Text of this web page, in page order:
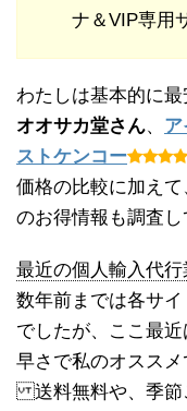
ナ＆VIP専用
わたしは基本的に最
オオサカ堂さん、
ストケンコー
価格の比較に加え
のお得情報も調査し
最近の個人輸入代行
数年前までは各サ
でしたが、ここ最近
早さで私のオススメ
送料無料や、季節